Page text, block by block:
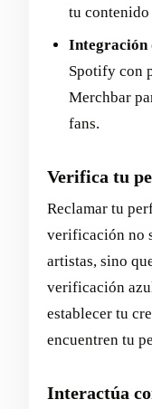
tu contenido
Integración
Spotify con
Merchbar
fans.
Verifica tu
Reclamar tu
verificación no
artistas, sino
verificación
establecer tu
encuentren tu
Interactúa